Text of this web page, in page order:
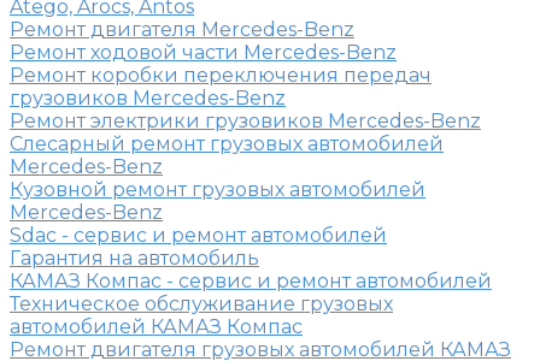
Atego, Arocs, Antos
Ремонт двигателя Mercedes-Benz
Ремонт ходовой части Mercedes-Benz
Ремонт коробки переключения передач
грузовиков Mercedes-Benz
Ремонт электрики грузовиков Mercedes-Benz
Слесарный ремонт грузовых автомобилей
Mercedes-Benz
Кузовной ремонт грузовых автомобилей
Mercedes-Benz
Sdac - сервис и ремонт автомобилей
Гарантия на автомобиль
КАМАЗ Компас - сервис и ремонт автомобилей
Техническое обслуживание грузовых
автомобилей КАМАЗ Компас
Ремонт двигателя грузовых автомобилей КАМАЗ